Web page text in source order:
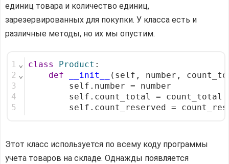
Использование
свойств
без
Как
устроены
Резюмируем
единиц товара и количество единиц,
зарезервированных для покупки. У класса есть и
различные методы, но их мы опустим.
1
2
3
4
5
⌄
⌄
class Product :
def
__init__
(self, number,
        self.number = number
        self.count_total = count_total
self.count_reserved =
Этот класс используется по всему коду программы
учета товаров на складе. Однажды появляется